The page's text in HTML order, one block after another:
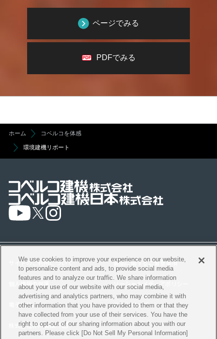
ページでみる
PDFでみる
ホーム コベルコを体感
環境建機リポート
サイトのご利用について 製品に関するご留意事項
個人情報の保護 ソーシャルメディアポリシー
電子公告 サイトマップ
株式会社神戸製鋼所
We use cookies to improve your experience on our website,
to personalize content and ads, to provide social media
features and to analyze our traffic. We share information
about your use of our website with our social media,
advertising and analytics partners, who may combine it with
other information that you have provided to them or that they
have collected from your use of their services. You have the
right to opt-out of our sharing information about you with our
partners. Please click [Do Not Sell My Personal Information]